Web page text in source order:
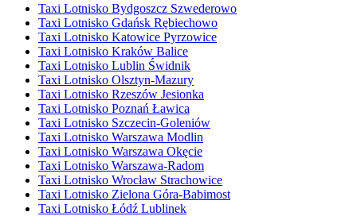
Taxi Lotnisko Bydgoszcz Szwederowo
Taxi Lotnisko Gdańsk Rębiechowo
Taxi Lotnisko Katowice Pyrzowice
Taxi Lotnisko Kraków Balice
Taxi Lotnisko Lublin Świdnik
Taxi Lotnisko Olsztyn-Mazury
Taxi Lotnisko Rzeszów Jesionka
Taxi Lotnisko Poznań Ławica
Taxi Lotnisko Szczecin-Goleniów
Taxi Lotnisko Warszawa Modlin
Taxi Lotnisko Warszawa Okęcie
Taxi Lotnisko Warszawa-Radom
Taxi Lotnisko Wrocław Strachowice
Taxi Lotnisko Zielona Góra-Babimost
Taxi Lotnisko Łódź Lublinek